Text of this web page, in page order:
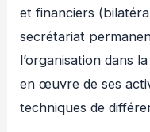
et financiers
secrétariat
l’organisation dans
en œuvre de ses
techniques de